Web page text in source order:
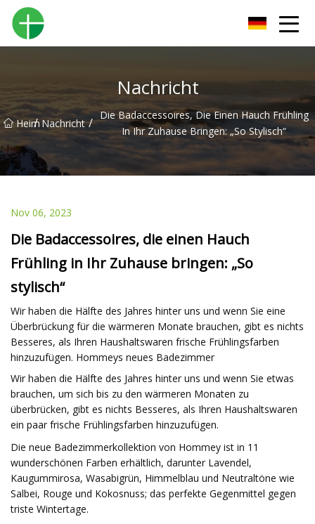
Nachricht
Heim
/ Nachricht / Die Badaccessoires, Die Einen Hauch Frühling
In Ihr Zuhause Bringen: „So Stylisch“
Nov 06, 2023
Die Badaccessoires, die einen Hauch
Frühling in Ihr Zuhause bringen: „So
stylisch“
Wir haben die Hälfte des Jahres hinter uns und wenn Sie eine
Überbrückung für die wärmeren Monate brauchen, gibt es nichts
Besseres, als Ihren Haushaltswaren frische Frühlingsfarben
hinzuzufügen. Hommeys neues Badezimmer
Wir haben die Hälfte des Jahres hinter uns und wenn Sie etwas
brauchen, um sich bis zu den wärmeren Monaten zu
überbrücken, gibt es nichts Besseres, als Ihren Haushaltswaren
ein paar frische Frühlingsfarben hinzuzufügen.
Die neue Badezimmerkollektion von Hommey ist in 11
wunderschönen Farben erhältlich, darunter Lavendel,
Kaugummirosa, Wasabigrün, Himmelblau und Neutraltöne wie
Salbei, Rouge und Kokosnuss; das perfekte Gegenmittel gegen
triste Wintertage.